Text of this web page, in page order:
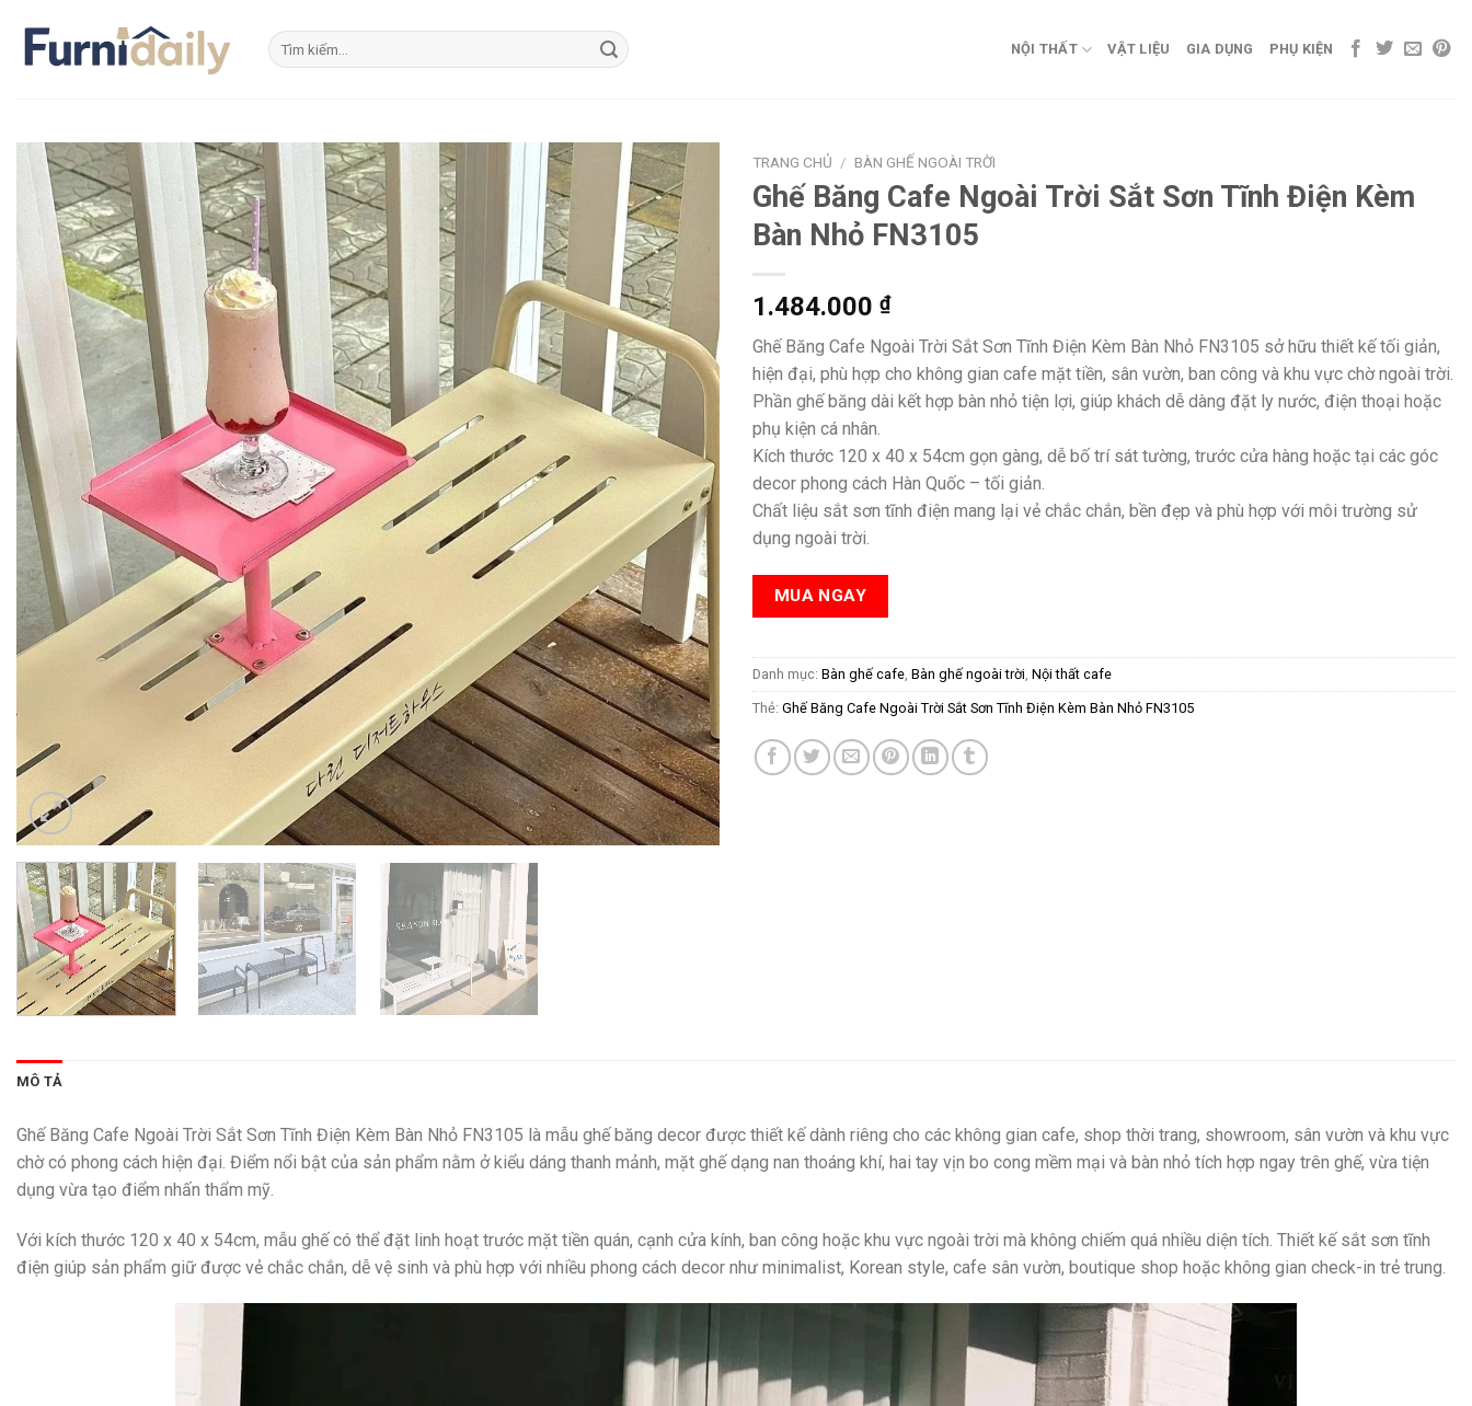
content
Tìm
kiếm:
NỘI THẤT VẬT LIỆU GIA DỤNG PHỤ KIỆN
TRANG CHỦ / BÀN GHẾ NGOÀI TRỜI
Ghế Băng Cafe Ngoài Trời Sắt Sơn Tĩnh Điện Kèm
Bàn Nhỏ FN3105
1.484.000 ₫
Ghế Băng Cafe Ngoài Trời Sắt Sơn Tĩnh Điện Kèm Bàn Nhỏ FN3105 sở hữu thiết kế tối giản,
hiện đại, phù hợp cho không gian cafe mặt tiền, sân vườn, ban công và khu vực chờ ngoài trời.
Phần ghế băng dài kết hợp bàn nhỏ tiện lợi, giúp khách dễ dàng đặt ly nước, điện thoại hoặc
phụ kiện cá nhân.
Kích thước 120 x 40 x 54cm gọn gàng, dễ bố trí sát tường, trước cửa hàng hoặc tại các góc
decor phong cách Hàn Quốc – tối giản.
Chất liệu sắt sơn tĩnh điện mang lại vẻ chắc chắn, bền đẹp và phù hợp với môi trường sử
dụng ngoài trời.
MUA NGAY
Danh mục: Bàn ghế cafe Bàn ghế ngoài trời Nội thất cafe
Thẻ: Ghế Băng Cafe Ngoài Trời Sắt Sơn Tĩnh Điện Kèm Bàn Nhỏ FN3105
MÔ TẢ
Ghế Băng Cafe Ngoài Trời Sắt Sơn Tĩnh Điện Kèm Bàn Nhỏ FN3105 là mẫu ghế băng decor được thiết kế dành riêng cho các không gian cafe, shop thời trang, showroom, sân vườn và khu vực
chờ có phong cách hiện đại. Điểm nổi bật của sản phẩm nằm ở kiểu dáng thanh mảnh, mặt ghế dạng nan thoáng khí, hai tay vịn bo cong mềm mại và bàn nhỏ tích hợp ngay trên ghế, vừa tiện
dụng vừa tạo điểm nhấn thẩm mỹ.
Với kích thước 120 x 40 x 54cm, mẫu ghế có thể đặt linh hoạt trước mặt tiền quán, cạnh cửa kính, ban công hoặc khu vực ngoài trời mà không chiếm quá nhiều diện tích. Thiết kế sắt sơn tĩnh
điện giúp sản phẩm giữ được vẻ chắc chắn, dễ vệ sinh và phù hợp với nhiều phong cách decor như minimalist, Korean style, cafe sân vườn, boutique shop hoặc không gian check-in trẻ trung.